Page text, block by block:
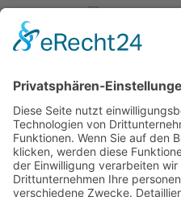
5. WAL-Hackdays: letzte
„Marktplatz“ &
Startseite
Allgemeine Informationen